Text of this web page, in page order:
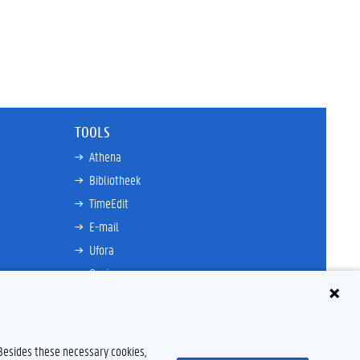
TOOLS
Athena
Bibliotheek
TimeEdit
E-mail
Ufora
Oasis
these necessary cookies,